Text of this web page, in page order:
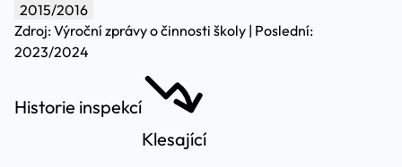
2015/2016
Zdroj: Výroční zprávy o činnosti školy | Poslední:
2023/2024
Historie inspekcí
Klesající